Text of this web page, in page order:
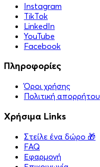
Instagram
TikTok
LinkedIn
YouTube
Facebook
Πληροφορίες
Όροι χρήσης
Πολιτική απορρήτου
Χρήσιμα Links
Στείλε ένα δώρο 🎁
FAQ
Εφαρμογή